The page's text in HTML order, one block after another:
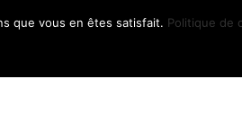
que vous en êtes satisfait. Politique de